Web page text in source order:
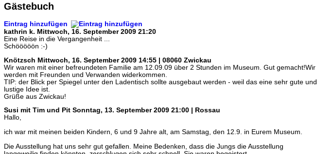
Gästebuch
Eintrag hinzufügen
kathrin k. Mittwoch, 16. September 2009 21:20
Eine Reise in die Vergangenheit ...
Schööööön :-)
Knötzsch Mittwoch, 16. September 2009 14:55 | 08060 Zwickau
Wir waren mit einer befreundeten Familie am 12.09.09 über 2 Stunden im Museum. Gut gemacht!Wir
werden mit Freunden und Verwanden widerkommen.
TIP: der Blick per Spiegel unter den Ladentisch sollte ausgebaut werden - weil das eine sehr gute und
lustige Idee ist.
Grüße aus Zwickau!
Susi mit Tim und Pit Sonntag, 13. September 2009 21:00 | Rossau
Hallo,
ich war mit meinen beiden Kindern, 6 und 9 Jahre alt, am Samstag, den 12.9. in Eurem Museum.
Die Ausstellung hat uns sehr gut gefallen. Meine Bedenken, dass die Jungs die Ausstellung